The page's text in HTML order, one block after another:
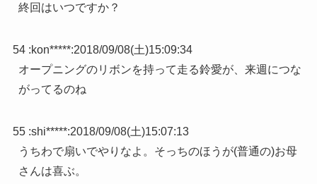
終回はいつですか？
54 :kon*****:2018/09/08(土)15:09:34
オープニングのリボンを持って走る鈴愛が、来週につな
がってるのね
55 :shi*****:2018/09/08(土)15:07:13
うちわで扇いでやりなよ。そっちのほうが(普通の)お母
さんは喜ぶ。